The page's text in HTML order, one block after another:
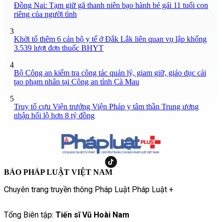
Đồng Nai: Tạm giữ gã thanh niên bạo hành bé gái 11 tuổi con
riêng của người tình
3
Khởi tố thêm 6 cán bộ y tế ở Đắk Lắk liên quan vụ lập khống
3.539 lượt đơn thuốc BHYT
4
Bộ Công an kiểm tra công tác quản lý, giam giữ, giáo dục cải
tạo phạm nhân tại Công an tỉnh Cà Mau
5
Truy tố cựu Viện trưởng Viện Pháp y tâm thần Trung ương
nhận hối lộ hơn 8 tỷ đồng
BÁO PHÁP LUẬT VIỆT NAM
Chuyên trang truyền thông Pháp Luật Pháp Luật +
Tổng Biên tập: Tiến sĩ Vũ Hoài Nam